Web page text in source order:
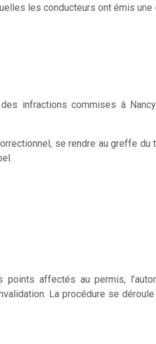
les conducteurs ont émis une
infractions commises à
se rendre au greffe du
affectés au permis,
La procédure se